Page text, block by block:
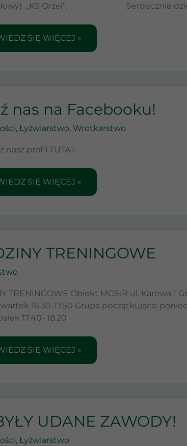
„KS Orzeł”. Serdecznie
SIĘ WIĘCEJ »
nas na Facebooku!
, Łyżwiarstwo, Wrotkarstwo
nasz profil TUTAJ
SIĘ WIĘCEJ »
TRENINGOWE
TRENINGOWE Obiekt MOSiR ul. Karowa 1
16.30-17.50 Grupa początkująca:
17.40- 18.20
SIĘ WIĘCEJ »
UDANE ZAWODY!
, Łyżwiarstwo